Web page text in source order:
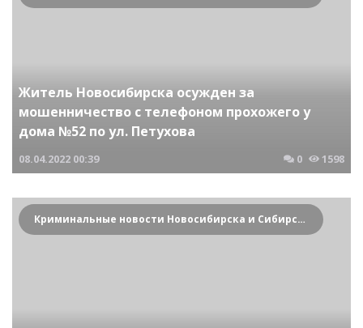
Житель Новосибирска осужден за
мошенничество с телефоном прохожего у
дома №52 по ул. Петухова
08.04.2022 00:39 0 1598
Криминальные новости Новосибирска и Сибирского региона